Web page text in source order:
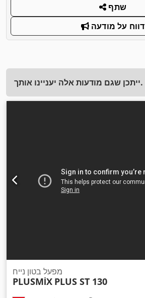
שתף
דווח על מודעה
ייתכן שגם מודעות אלה יעניינו אותך.
מפעל בטון נייח
PLUSMİX PLUS ST 130